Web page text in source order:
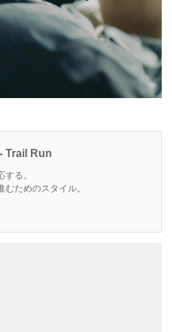
Trail Run
る。
ためのスタイル。